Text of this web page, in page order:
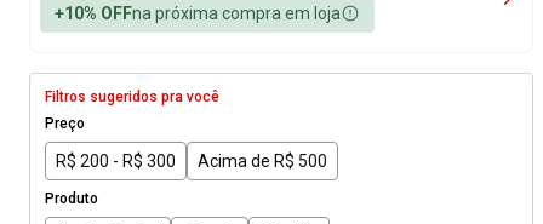
+10% OFFna próxima compra em loja
Filtros sugeridos pra você
Preço
R$ 200 - R$ 300 Acima de R$ 500
Produto